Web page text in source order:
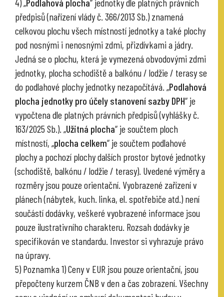
4) „Podlahová plocha“ jednotky dle platných právních
předpisů (nařízení vlády č. 366/2013 Sb.) znamená
celkovou plochu všech místností jednotky a také plochy
pod nosnými i nenosnými zdmi, přizdívkami a jádry.
Jedná se o plochu, která je vymezená obvodovými zdmi
jednotky, plocha schodiště a balkónu / lodžie / terasy se
do podlahové plochy jednotky nezapočítává. „Podlahová
plocha jednotky pro účely stanovení sazby DPH“ je
vypočtena dle platných právních předpisů (vyhlášky č.
163/2025 Sb.). „Užitná plocha“ je součtem ploch
místností, „plocha celkem“ je součtem podlahové
plochy a pochozí plochy dalších prostor bytové jednotky
(schodiště, balkónu / lodžie / terasy). Uvedené výměry a
rozměry jsou pouze orientační. Vyobrazené zařízení v
plánech (nábytek, kuch. linka, el. spotřebiče atd.) není
součástí dodávky, veškeré vyobrazené informace jsou
pouze ilustrativního charakteru. Rozsah dodávky je
specifikován ve standardu. Investor si vyhrazuje právo
na úpravy.
5) Poznamka 1) Ceny v EUR jsou pouze orientační, jsou
přepočteny kurzem ČNB v den a čas zobrazení. Všechny